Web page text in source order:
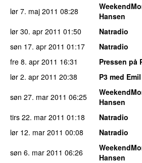
lør 7. maj 2011 08:28
Hansen
lør 30. apr 2011 01:50
Natradio
søn 17. apr 2011 01:17
Natradio
fre 8. apr 2011 16:31
Pressen på
lør 2. apr 2011 20:38
P3 med
søn 27. mar 2011 06:25
Hansen
tirs 22. mar 2011 01:18
Natradio
lør 12. mar 2011 00:08
Natradio
søn 6. mar 2011 06:26
Hansen